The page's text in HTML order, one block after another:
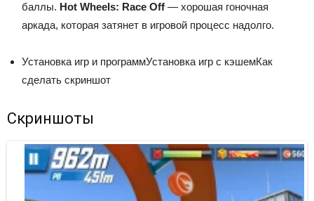
баллы. Hot Wheels: Race Off — хорошая гоночная
аркада, которая затянет в игровой процесс надолго.
Установка игр и программУстановка игр с кэшемКак
сделать скриншот
Скриншоты